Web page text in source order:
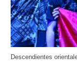
Descendientes